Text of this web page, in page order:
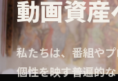
動画資産
私たちは、番組や
個性を映す普遍的